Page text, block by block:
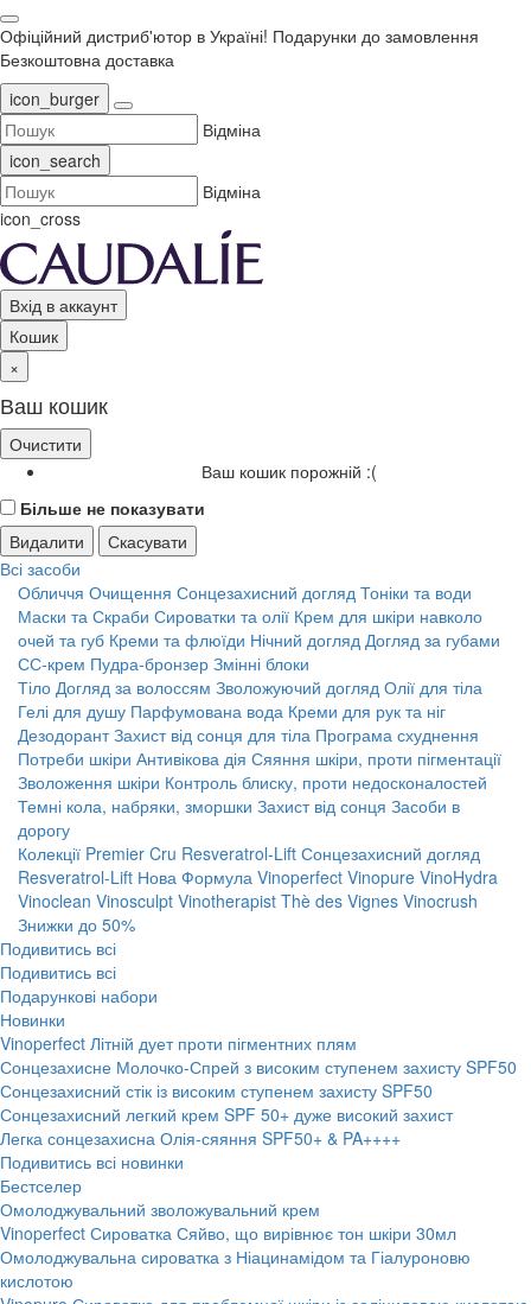
Офіційний дистриб'ютор в Україні! Подарунки до замовлення
Безкоштовна доставка
icon_burger
Відміна
icon_search
Відміна
icon_cross
Вхід в аккаунт
Кошик
×
Ваш кошик
Очистити
Ваш кошик порожній :(
Більше не показувати
Видалити
Скасувати
Всі засоби
Обличчя Очищення Сонцезахисний догляд Тоніки та води
Маски та Скраби Сироватки та олії Крем для шкіри навколо
очей та губ Креми та флюїди Нічний догляд Догляд за губами
СС-крем Пудра-бронзер Змінні блоки
Тіло Догляд за волоссям Зволожуючий догляд Олії для тіла
Гелі для душу Парфумована вода Креми для рук та ніг
Дезодорант Захист від сонця для тіла Програма схуднення
Потреби шкіри Антивікова дія Сяяння шкіри, проти пігментації
Зволоження шкіри Контроль блиску, проти недосконалостей
Темні кола, набряки, зморшки Захист від сонця Засоби в
дорогу
Колекції Premier Cru Resveratrol-Lift Сонцезахисний догляд
Resveratrol-Lift Нова Формула Vinoperfect Vinopure VinoHydra
Vinoclean Vinosculpt Vinotherapist Thè des Vignes Vinocrush
Знижки до 50%
Подивитись всі
Подивитись всі
Подарункові набори
Новинки
Vinoperfect Літній дует проти пігментних плям
Сонцезахисне Молочко-Спрей з високим ступенем захисту SPF50
Сонцезахисний стік із високим ступенем захисту SPF50
Сонцезахисний легкий крем SPF 50+ дуже високий захист
Легка сонцезахисна Олія-сяяння SPF50+ & PA++++
Подивитись всі новинки
Бестселер
Омолоджувальний зволожувальний крем
Vinoperfect Сироватка Сяйво, що вирівнює тон шкіри 30мл
Омолоджувальна сироватка з Ніацинамідом та Гіалуроновю
кислотою